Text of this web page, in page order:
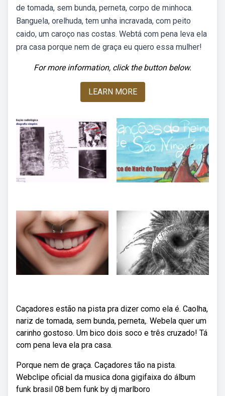
de tomada, sem bunda, perneta, corpo de minhoca.
Banguela, orelhuda, tem unha incravada, com peito
caido, um caroço nas costas. Webtá com pena leva ela
pra casa porque nem de graça eu quero essa mulher!
For more information, click the button below.
LEARN MORE
Caçadores estão na pista pra dizer como ela é. Caolha,
nariz de tomada, sem bunda, perneta,. Webela quer um
carinho gostoso. Um bico dois soco e três cruzado! Tá
com pena leva ela pra casa.
Porque nem de graça. Caçadores tão na pista.
Webclipe oficial da musica dona gigifaixa do álbum
funk brasil 08 bem funk by dj marlboro